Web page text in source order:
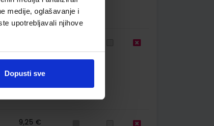
medije, oglašavanje i
upotrebljavali njihove
Dopusti sve
9,25 €